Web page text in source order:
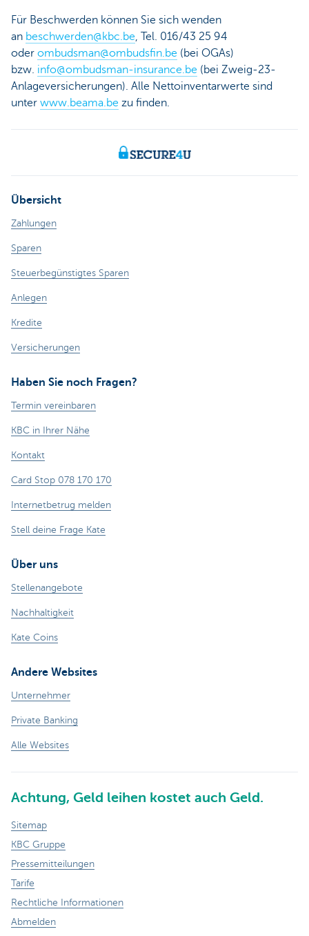
Für Beschwerden können Sie sich wenden
an beschwerden@kbc.be, Tel. 016/43 25 94
oder ombudsman@ombudsfin.be (bei OGAs)
bzw. info@ombudsman-insurance.be (bei Zweig-23-
Anlageversicherungen). Alle Nettoinventarwerte sind
unter www.beama.be zu finden.
Übersicht
Zahlungen
Sparen
Steuerbegünstigtes Sparen
Anlegen
Kredite
Versicherungen
Haben Sie noch Fragen?
Termin vereinbaren
KBC in Ihrer Nähe
Kontakt
Card Stop 078 170 170
Internetbetrug melden
Stell deine Frage Kate
Über uns
Stellenangebote
Nachhaltigkeit
Kate Coins
Andere Websites
Unternehmer
Private Banking
Alle Websites
Achtung, Geld leihen kostet auch Geld.
Sitemap
KBC Gruppe
Pressemitteilungen
Tarife
Rechtliche Informationen
Abmelden